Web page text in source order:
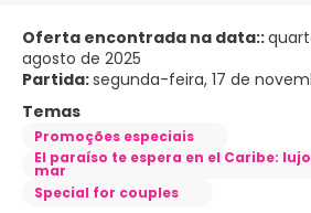
Oferta encontrada na data::
agosto de 2025
Partida:segunda-feira, 17 de
Temas
Promoções especiais
El paraíso te espera en el Caribe:
mar
Special for couples